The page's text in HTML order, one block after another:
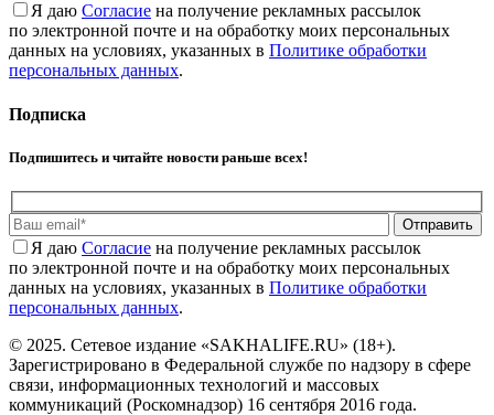
Я даю Cогласие на получение рекламных рассылок
по электронной почте и на обработку моих персональных
данных на условиях, указанных в Политике обработки
персональных данных.
Подписка
Подпишитесь и читайте новости раньше всех!
Отправить
Я даю Cогласие на получение рекламных рассылок
по электронной почте и на обработку моих персональных
данных на условиях, указанных в Политике обработки
персональных данных.
© 2025. Сетевое издание «SAKHALIFE.RU» (18+).
Зарегистрировано в Федеральной службе по надзору в сфере
связи, информационных технологий и массовых
коммуникаций (Роскомнадзор) 16 сентября 2016 года.